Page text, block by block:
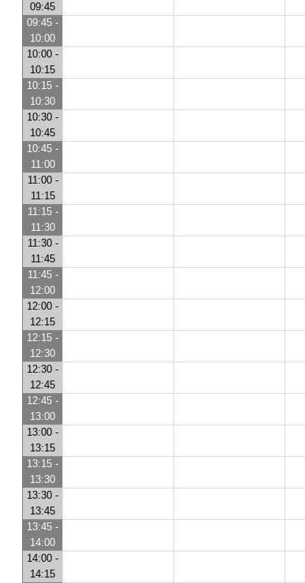
09:45
09:45 -
10:00
10:00 -
10:15
10:15 -
10:30
10:30 -
10:45
10:45 -
11:00
11:00 -
11:15
11:15 -
11:30
11:30 -
11:45
11:45 -
12:00
12:00 -
12:15
12:15 -
12:30
12:30 -
12:45
12:45 -
13:00
13:00 -
13:15
13:15 -
13:30
13:30 -
13:45
13:45 -
14:00
14:00 -
14:15